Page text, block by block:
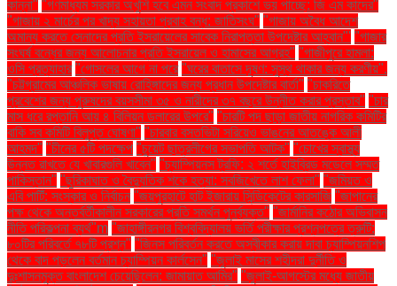
কান্না" "গণমাধ্যম সরকার অখুশি হবে এমন সংবাদ প্রকাশে ভয় পাচ্ছে: জি এম কাদের"
"গাজায় ২ মার্চের পর খাদ্য সহায়তা প্রবাহ বন্ধ: জাতিসংঘ" "গাজায় অবৈধ আদেশ
অমান্য করতে সেনাদের প্রতি ইসরায়েলের সাবেক নিরাপত্তা উপদেষ্টার আহ্বান"' "গাজার
সংঘর্ষ বন্ধের জন্য আলোচনার প্রতি ইসরায়েল ও হামাসের আগ্রহ" "গাজীপুরে হামলা:
ওসি প্রত্যাহার "গোসলের আগে না পরে "ঘরের বাতাসে দূষণ: সুস্থ থাকার জন্য করণীয়".
"চট্টগ্রামের আঞ্চলিক ভাষায় রোহিঙ্গাদের জন্য প্রধান উপদেষ্টার বার্তা" "চাকরিতে
প্রবেশের জন্য পুরুষদের বয়সসীমা ৩৫ ও নারীদের ৩৭ বছরে উন্নীত করার প্রস্তাব" "চার
মাস ধরে রপ্তানি আয় ৪ বিলিয়ন ডলারের উপরে" "চারটি পদ ছাড়া জাতীয় নাগরিক কমিটির
বাকি সব কমিটি বিলুপ্ত ঘোষণা" "চারবার বসতভিটা সরিয়েও ভাঙনের আতঙ্কে আলী
আহমদ" "চীনের ৫টি পদক্ষেপ "চুয়েট ছাত্রলীগের সভাপতি আটক" "চোখের স্বাস্থ্য
উন্নত রাখতে যে খাবারগুলি খাবেন" "চ্যাম্পিয়নস ট্রফি: ২ শর্তে হাইব্রিড মডেলে সম্মত
পাকিস্তান" "ছুরিকাঘাত ও বৈদ্যুতিক শকে হত্যা: সবজিখেতে লাশ ফেলা" "জমিয়ত ও
এবি পার্টি: সংস্কার ও নির্বাচন "জয়পুরহাটে হাট ইজারায় সিন্ডিকেটের কারসাজি "জাপানের
পক্ষ থেকে অন্তর্বর্তীকালীন সরকারের প্রতি সমর্থন পুনর্ব্যক্ত" "জার্মানির কঠোর অভিবাসন
নীতি পরিকল্পনা ব্যর্থ"m "জাহাঙ্গীরনগর বিশ্ববিদ্যালয় ভর্তি পরীক্ষার প্রশ্নপত্রে ত্রুটি:
৮০টির পরিবর্তে ৭৮টি প্রশ্ন" "জিনস পরিবর্তন করতে অস্বীকার করায় দাবা চ্যাম্পিয়নশিপ
থেকে বাদ পড়লেন বর্তমান চ্যাম্পিয়ন কার্লসেন" "জুলাই মাসের শহীদরা দুর্নীতি ও
দুঃশাসনমুক্ত বাংলাদেশ চেয়েছিলেন: জামায়াত আমির" "জুলাই-আগস্টের মধ্যে জাতীয়